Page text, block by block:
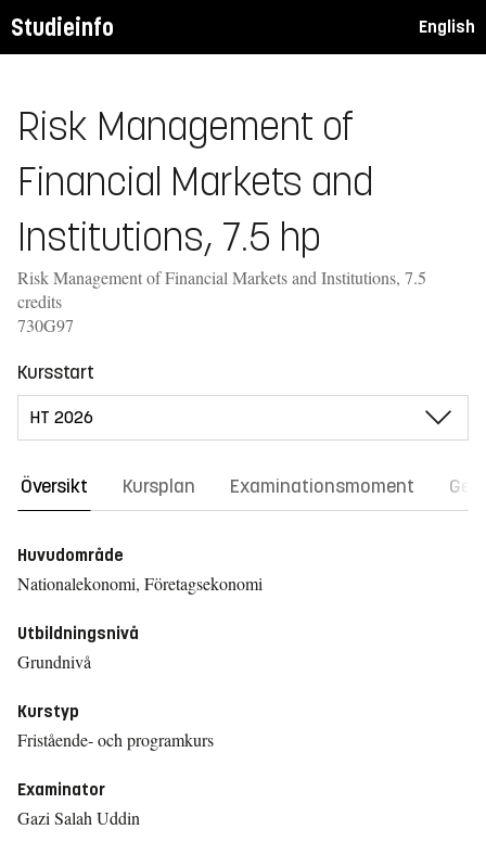
Studieinfo English
Risk Management of
Financial Markets and
Institutions, 7.5 hp
Risk Management of Financial Markets and Institutions, 7.5
credits
730G97
Kursstart
Översikt Kursplan Examinationsmoment
Huvudområde
Nationalekonomi, Företagsekonomi
Utbildningsnivå
Grundnivå
Kurstyp
Fristående- och programkurs
Examinator
Gazi Salah Uddin